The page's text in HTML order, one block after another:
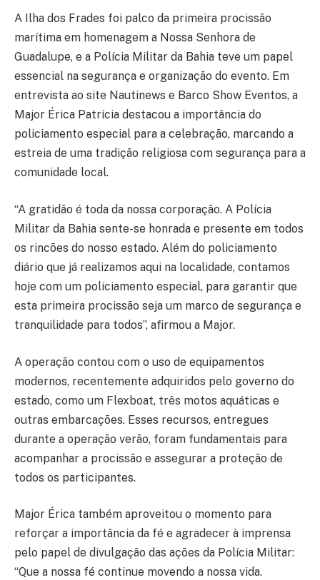
A Ilha dos Frades foi palco da primeira procissão
marítima em homenagem a Nossa Senhora de
Guadalupe, e a Polícia Militar da Bahia teve um papel
essencial na segurança e organização do evento. Em
entrevista ao site Nautinews e Barco Show Eventos, a
Major Érica Patrícia destacou a importância do
policiamento especial para a celebração, marcando a
estreia de uma tradição religiosa com segurança para a
comunidade local.
“A gratidão é toda da nossa corporação. A Polícia
Militar da Bahia sente-se honrada e presente em todos
os rincões do nosso estado. Além do policiamento
diário que já realizamos aqui na localidade, contamos
hoje com um policiamento especial, para garantir que
esta primeira procissão seja um marco de segurança e
tranquilidade para todos”, afirmou a Major.
A operação contou com o uso de equipamentos
modernos, recentemente adquiridos pelo governo do
estado, como um Flexboat, três motos aquáticas e
outras embarcações. Esses recursos, entregues
durante a operação verão, foram fundamentais para
acompanhar a procissão e assegurar a proteção de
todos os participantes.
Major Érica também aproveitou o momento para
reforçar a importância da fé e agradecer à imprensa
pelo papel de divulgação das ações da Polícia Militar:
“Que a nossa fé continue movendo a nossa vida.